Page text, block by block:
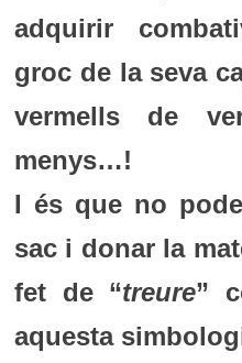
adquirir
groc de la seva
vermells de
menys…!
I és que no
sac i donar la
fet de “treure”
aquesta